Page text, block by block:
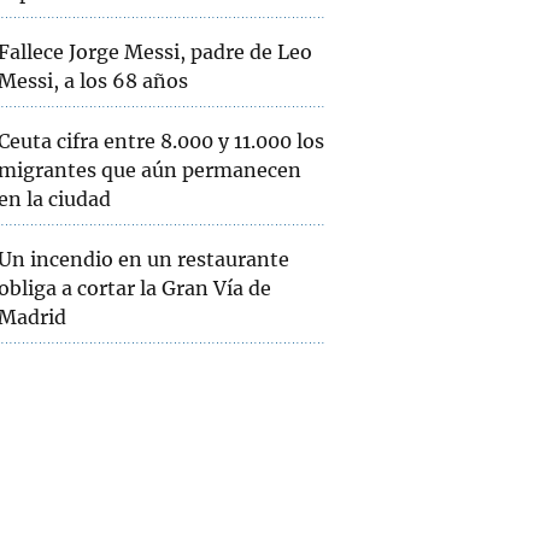
Jorge Messi, padre de Leo
a los 68 años
cifra entre 8.000 y 11.000 los
que aún permanecen
la ciudad
incendio en un restaurante
a cortar la Gran Vía de